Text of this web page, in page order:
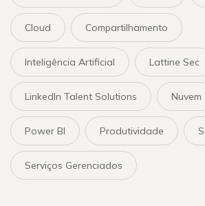
Cloud Compartilhamento
Inteligência Artificial Lattine Sec
LinkedIn Talent Solutions Nuvem
Power BI Produtividade
Serviços Gerenciados